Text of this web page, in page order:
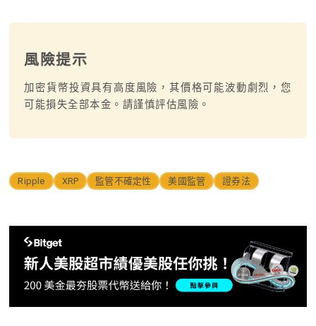
風險提示
加密貨幣投資具有高度風險，其價格可能波動劇烈，您
可能損失全部本金。請謹慎評估風險。
Ripple XRP 監管不確定性 美國監管 證券法